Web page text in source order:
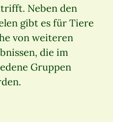
Neben den
gibt es für Tiere
von weiteren
die im
Gruppen